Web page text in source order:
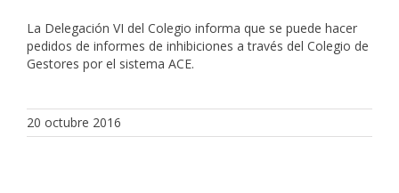
La Delegación VI del Colegio informa que se puede hacer
pedidos de informes de inhibiciones a través del Colegio de
Gestores por el sistema ACE.
20 octubre 2016